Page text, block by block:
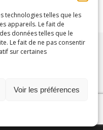
technologies telles que les
appareils. Le fait de
données telles que le
Le fait de ne pas consentir
sur certaines
Voir les préférences